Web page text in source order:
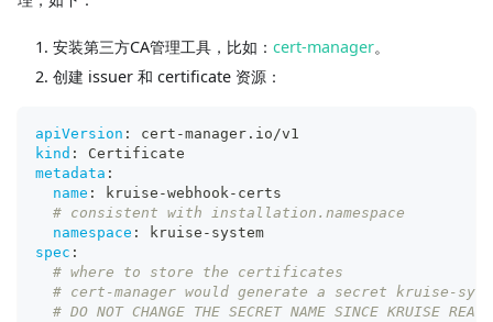
安装第三方CA管理工具，比如： cert-manager。
创建 issuer 和 certificate 资源：
apiVersion : cert -manager.io/v1
kind :
Certificate
metadata :
name : kruise -webhook- certs
# consistent with installation.namespace
namespace : kruise - system
spec :
# where to store the certificates
# cert-manager would generate a secret kruise-
# DO NOT CHANGE THE SECRET NAME SINCE KRUISE READ